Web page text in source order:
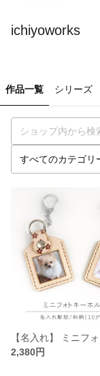
ichiyoworks
作品一覧 シリーズ
2,380円